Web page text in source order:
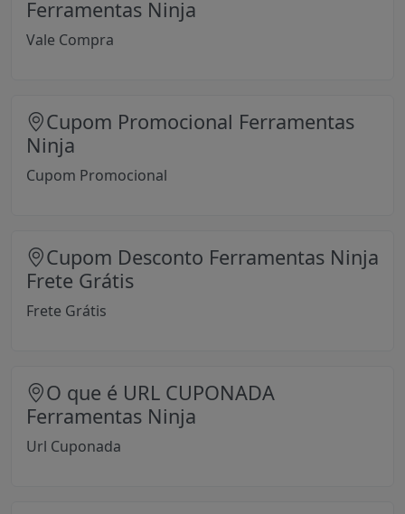
Ferramentas Ninja
Vale Compra
Cupom Promocional Ferramentas
Ninja
Cupom Promocional
Cupom Desconto Ferramentas Ninja
Frete Grátis
Frete Grátis
O que é URL CUPONADA
Ferramentas Ninja
Url Cuponada